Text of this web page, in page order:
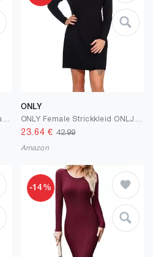
ONLY
23.64 € 42.99
Amazon
-14%